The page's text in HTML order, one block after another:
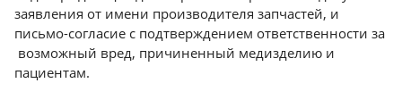
заявления от имени производителя запчастей, и
письмо-согласие с подтверждением ответственности за
возможный вред, причиненный медизделию и
пациентам.